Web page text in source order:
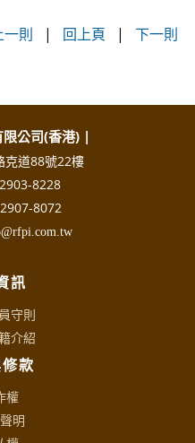
一則 | 回上頁 |下一則
公司(香港) |
克道88號22樓
8228
8072
訊
守則
介紹
款
權
明